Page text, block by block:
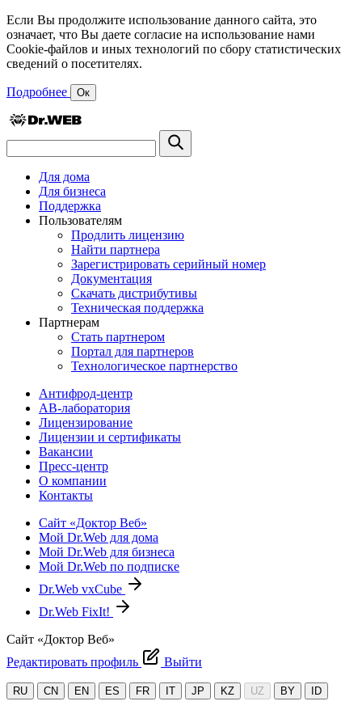
Если Вы продолжите использование данного сайта, это
означает, что Вы даете согласие на использование нами
Cookie-файлов и иных технологий по сбору статистических
сведений о посетителях.
Подробнее Ок
Для дома
Для бизнеса
Поддержка
Пользователям
Продлить лицензию
Найти партнера
Зарегистрировать серийный номер
Документация
Скачать дистрибутивы
Техническая поддержка
Партнерам
Стать партнером
Портал для партнеров
Технологическое партнерство
Антифрод-центр
АВ-лаборатория
Лицензирование
Лицензии и сертификаты
Вакансии
Пресс-центр
О компании
Контакты
Сайт «Доктор Веб»
Мой Dr.Web для дома
Мой Dr.Web для бизнеса
Мой Dr.Web по подписке
Dr.Web vxCube
Dr.Web FixIt!
Сайт «Доктор Веб»
Редактировать профиль
Выйти
RU CN EN ES FR IT JP KZ UZ BY ID